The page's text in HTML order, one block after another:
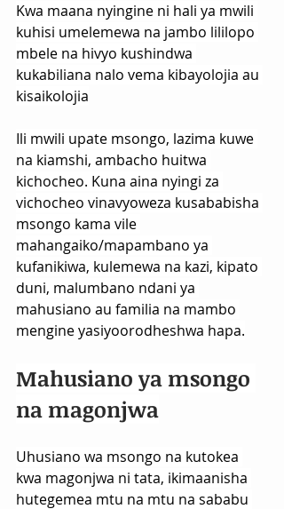
Kwa maana nyingine ni hali ya mwili
kuhisi umelemewa na jambo lililopo
mbele na hivyo kushindwa
kukabiliana nalo vema kibayolojia au
kisaikolojia
Ili mwili upate msongo, lazima kuwe
na kiamshi, ambacho huitwa
kichocheo. Kuna aina nyingi za
vichocheo vinavyoweza kusababisha
msongo kama vile
mahangaiko/mapambano ya
kufanikiwa, kulemewa na kazi, kipato
duni, malumbano ndani ya
mahusiano au familia na mambo
mengine yasiyoorodheshwa hapa.
Mahusiano ya msongo
na magonjwa
Uhusiano wa msongo na kutokea
kwa magonjwa ni tata, ikimaanisha
hutegemea mtu na mtu na sababu